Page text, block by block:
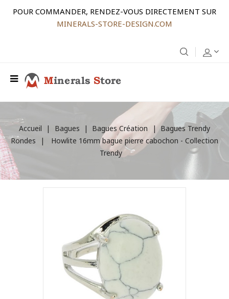
POUR COMMANDER, RENDEZ-VOUS DIRECTEMENT SUR
MINERALS-STORE-DESIGN.COM
Accueil Bagues Bagues Création
Bagues Trendy
Rondes
Howlite 16mm bague pierre cabochon - Collection
Trendy